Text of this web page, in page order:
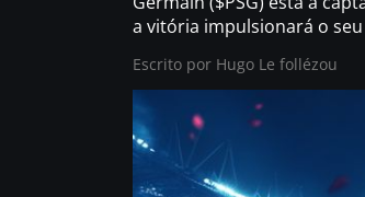
Onde comprar ?
Casino
a vitória impulsionará o
Escrito por Hugo Le follézou